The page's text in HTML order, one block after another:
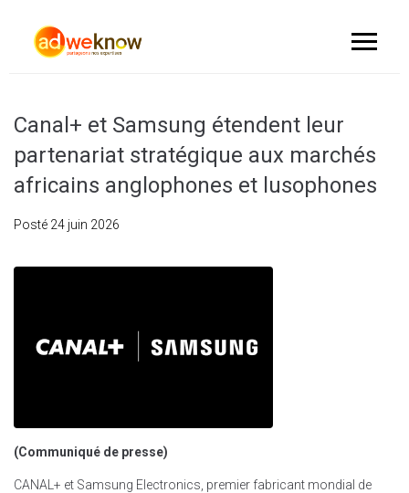
Canal+ et Samsung étendent leur
partenariat stratégique aux marchés
africains anglophones et lusophones
Posté 24 juin 2026
(Communiqué de presse)
CANAL+ et Samsung Electronics, premier fabricant mondial de